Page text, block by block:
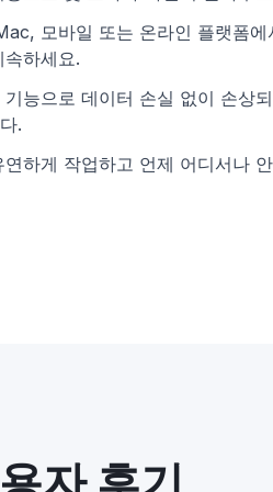
모바일 또는 온라인 플랫폼에
하세요.
기능으로 데이터 손실 없이 손상
.
연하게 작업하고 언제 어디서나